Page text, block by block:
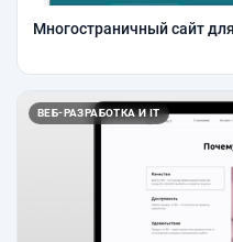
Многостраничный сайт
ВЕБ-РАЗРАБОТКА И IT